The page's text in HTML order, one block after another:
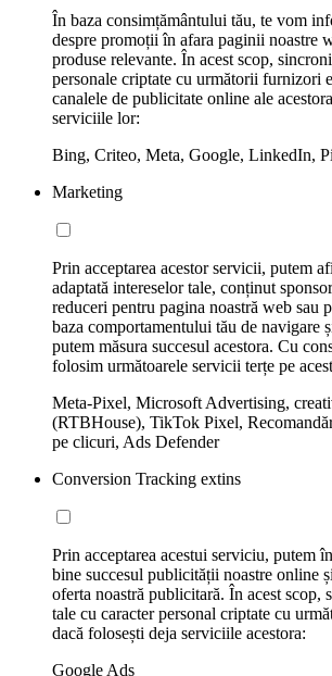
În baza consimțământului tău, te vom
despre promoții în afara paginii noastre
produse relevante. În acest scop,
personale criptate cu următorii furnizori
canalele de publicitate online ale
serviciile lor:
Bing, Criteo, Meta, Google, LinkedIn,
Marketing
Prin acceptarea acestor servicii, putem
adaptată intereselor tale, conținut
reduceri pentru pagina noastră web sau
baza comportamentului tău de navigare
putem măsura succesul acestora. Cu
folosim următoarele servicii terțe pe
Meta-Pixel, Microsoft Advertising,
(RTBHouse), TikTok Pixel,
pe clicuri, Ads Defender
Conversion Tracking extins
Prin acceptarea acestui serviciu, putem
bine succesul publicității noastre online
oferta noastră publicitară. În acest scop,
tale cu caracter personal criptate cu
dacă folosești deja serviciile acestora:
Google Ads